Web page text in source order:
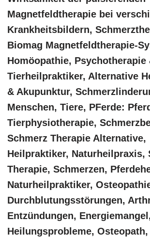
Magnetfeldtherapie bei
Krankheitsbildern,
Biomag Magnetfeldtherapie-
‎Homöopathie, ‎Psychotherapie
‎Tierheilpraktiker, Alternative
& Akupunktur,
Menschen, Tiere, PFerde:
Tierphysiotherapie,
Schmerz Therapie Alternative,
Heilpraktiker, Naturheilpraxis,
Therapie, Schmerzen,
Naturheilpraktiker,
Durchblutungsstörungen,
Entzündungen,
Heilungsprobleme,